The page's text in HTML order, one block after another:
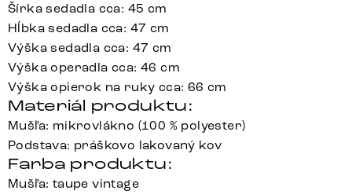
Šírka sedadla cca: 45 cm
Hĺbka sedadla cca: 47 cm
Výška sedadla cca: 47 cm
Výška operadla cca: 46 cm
Výška opierok na ruky cca: 66 cm
Materiál produktu:
Mušľa: mikrovlákno (100 % polyester)
Podstava: práškovo lakovaný kov
Farba produktu:
Mušľa: taupe vintage